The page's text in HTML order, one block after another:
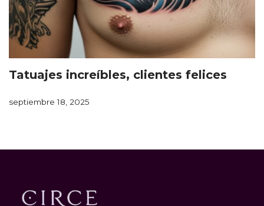
Tatuajes increíbles, clientes felices
septiembre 18, 2025